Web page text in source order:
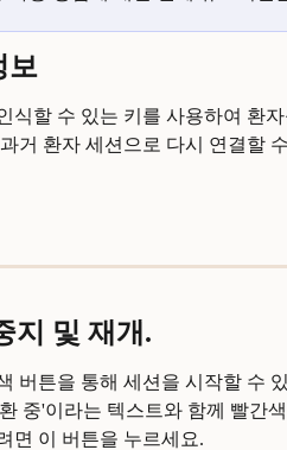
보
식할 수 있는 키를 사용하여 환
거 환자 세션으로 다시 연결할
지 및 재개.
버튼을 통해 세션을 시작할 수
중'이라는 텍스트와 함께 빨간
면 이 버튼을 누르세요.